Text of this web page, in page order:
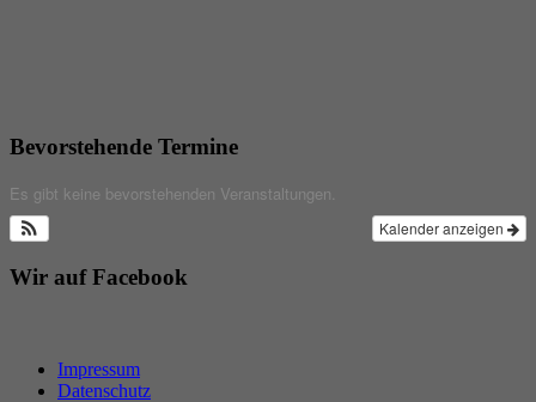
Bevorstehende Termine
Es gibt keine bevorstehenden Veranstaltungen.
Kalender anzeigen
Wir auf Facebook
Impressum
Datenschutz